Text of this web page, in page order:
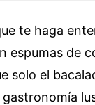
te haga
espumas de
el